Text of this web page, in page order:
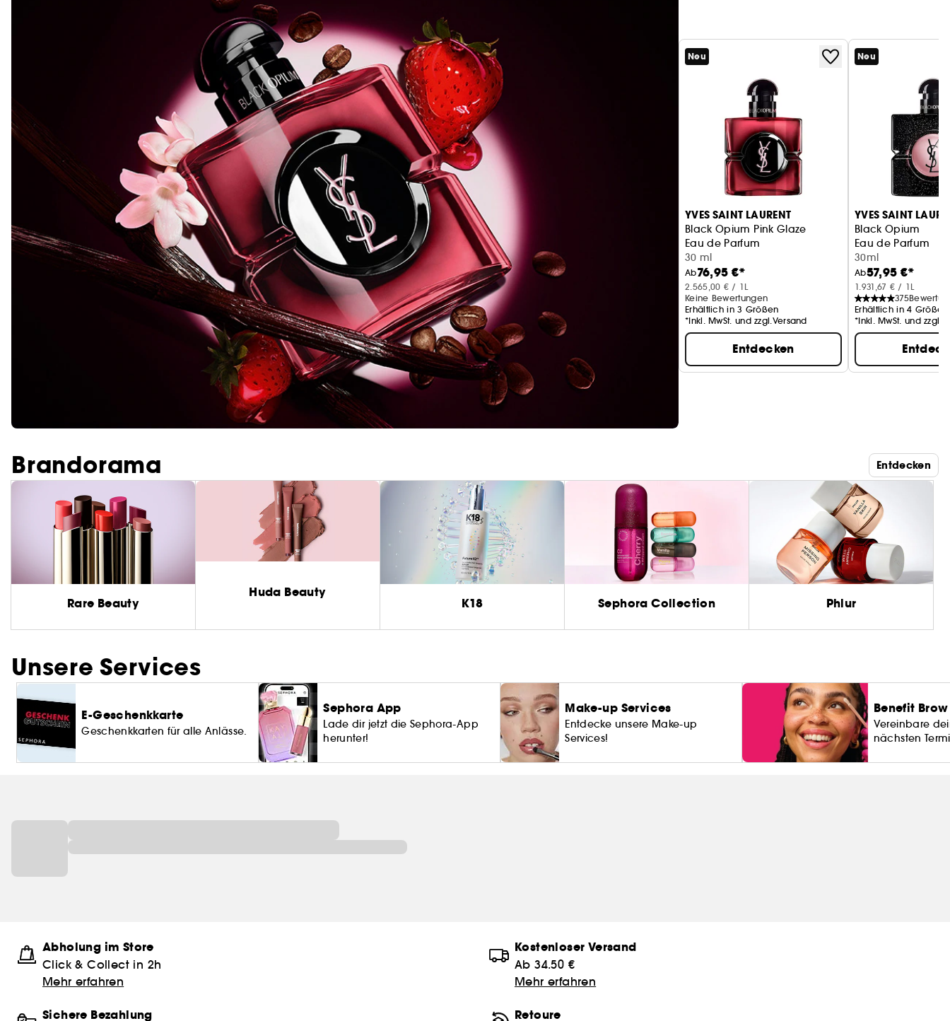
Neu
YVES SAINT LAURENT
Black Opium Pink Glaze
Eau de Parfum
30 ml
Ab76,95 €*
2.565,00 € / 1L
Keine Bewertungen
Erhältlich in 3 Größen
*Inkl. MwSt. und zzgl.Versand
Entdecken
Neu
YVES SAINT
Black Opium
Eau de Parfum
30ml
Ab57,95 €*
1.931,67 € / 1L
375
Erhältlich in 4 Größen
*Inkl. MwSt. und
Brandorama Entdecken
Rare Beauty
Huda Beauty
K18 Sephora Collection Phlur
Unsere Services
E-Geschenkkarte
Geschenkkarten für alle Anlässe.
Sephora App
Lade dir jetzt die Sephora-App
herunter!
Make-up Services
Entdecke unsere Make-up
Services!
Benefit
Vereinbare
nächsten
Abholung im Store
Click & Collect in 2h
Mehr erfahren
Kostenloser Versand
Ab 34.50 €
Mehr erfahren
Sichere Bezahlung Retoure